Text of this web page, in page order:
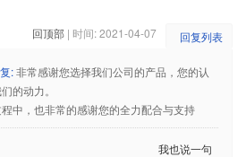
回顶部 | 时间: 2021-04-07 回复列表
:非常感谢您选择我们公司的产品，您的认
的动力。
中，也非常的感谢您的全力配合与支持
我也说一句